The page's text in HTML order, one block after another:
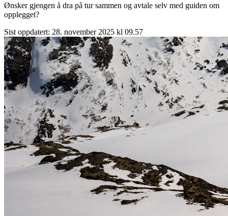
Ønsker gjengen å dra på tur sammen og avtale selv med guiden om
opplegget?
Sist oppdatert: 28. november 2025 kl 09.57